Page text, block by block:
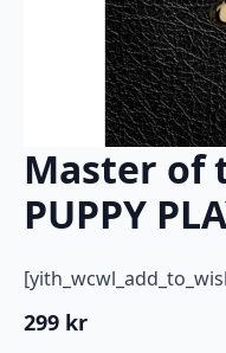
Master of
PUPPY
299 kr